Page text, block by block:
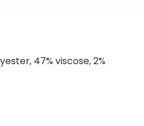
47% viscose, 2%